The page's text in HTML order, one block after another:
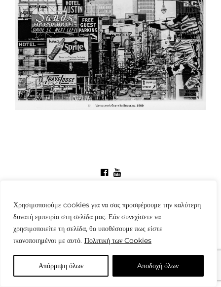
Χρησιμοποιούμε cookies για να σας προσφέρουμε την καλύτερη
δυνατή εμπειρία στη σελίδα μας. Εάν συνεχίσετε να
χρησιμοποιείτε τη σελίδα, θα υποθέσουμε πως είστε
ικανοποιημένοι με αυτό. Πολιτική των Cookies
Απόρριψη όλων Aποδοχή όλων